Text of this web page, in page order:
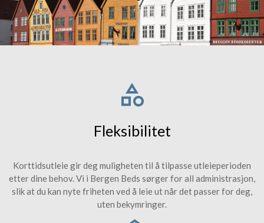
Fleksibilitet
Korttidsutleie gir deg muligheten til å tilpasse utleieperioden
etter dine behov. Vi i Bergen Beds sørger for all administrasjon,
slik at du kan nyte friheten ved å leie ut når det passer for deg,
uten bekymringer.